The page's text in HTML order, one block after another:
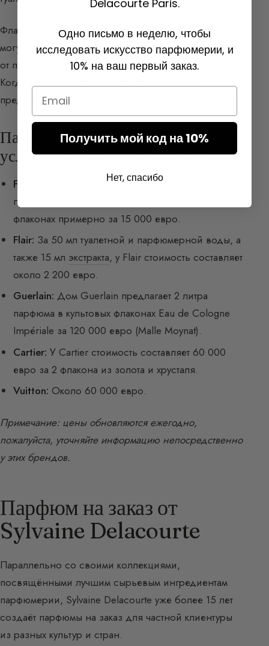
Флаконы, предоставляемые по окончании услуги,
могут быть из стекла или хрусталя — в зависимости
от парфюмерного дома.
Когда клиент использует все свои флаконы,
предусмотрены специальные цены на рефиллы.
Парфюмеры и дома, предлагающие
услугу создания парфюма на заказ
Francis Kurkdjian:
Maison Francis Kurkdjian
предлагает парфюм на заказ в лабораторных
флаконах примерно за 15 000 евро.
Flair: За 50 мл туалетной и парфюмерной воды, а
также 15 мл экстракта, у Flair стоимость составляет
около 2 200 евро.
Guerlain: Дом Guerlain предлагает 2 литра
парфюма в культовых флаконах Eau de Cologne
Impériale за 120 000 евро (Malle Moynat).
Cartier: У Cartier стоимость составляет 60 000
евро за 2 флакона из золота и хрусталя.
Vuitton: Около 60 000 евро.
Примечание: цены обновляются ежегодно,
пожалуйста, уточняйте информацию непосредственно
у этих брендов.
Парфюм на заказ от
Sylvaine Delacourte
Параллельно со своими коллекциями,
посвящёнными лучшим сырьевым ингредиентам
парфюмерии, Sylvaine Delacourte уже более 15 лет
создаёт парфюмы на заказ для частной клиентуры
из разных культур и стран.
Delacourte Paris.
Одно письмо в неделю, чтобы
исследовать искусство парфюмерии, и
10% на ваш первый заказ.
Email
Получить мой код на 10%
Нет, спасибо